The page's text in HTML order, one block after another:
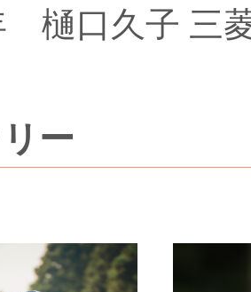
1 R
ークラブ(熊本県) / 6,595Yards
タジオアリス女子オープン
月12日
樋口久子 三
ー